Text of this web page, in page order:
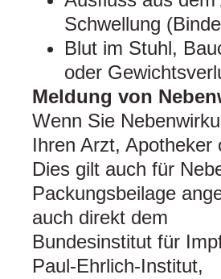
Schwellung
Blut im Stuhl,
oder
Meldung von
Wenn Sie
Ihren Arzt,
Dies gilt auch für
Packungsbeilage
auch direkt dem
Bundesinstitut für
Paul-Ehrlich-Institut,